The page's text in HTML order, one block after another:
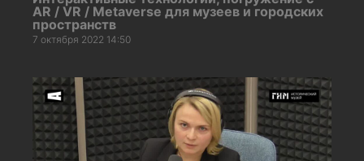
AR / VR / Metaverse для музеев и городских
пространств
7 октября 2022 14:50